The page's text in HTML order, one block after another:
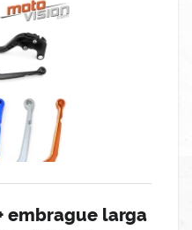
embrague larga